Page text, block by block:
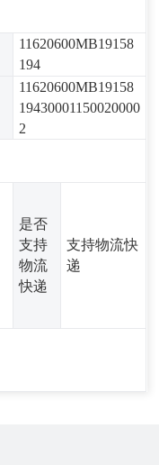
11620600MB19158
194
11620600MB19158
19430001150020000
2
是否
支持
物流
快递
支持物流快
递